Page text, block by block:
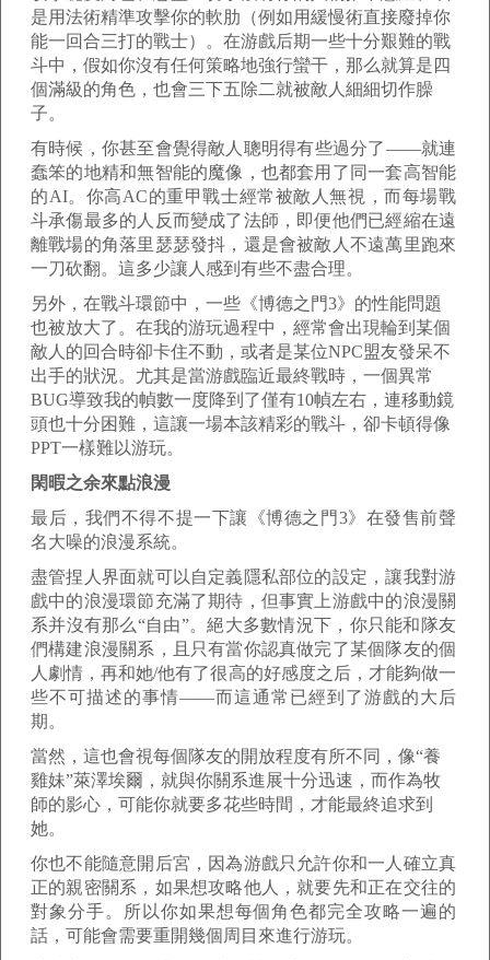
是用法術精準攻擊你的軟肋（例如用緩慢術直接廢掉你
能一回合三打的戰士）。在游戲后期一些十分艱難的戰
斗中，假如你沒有任何策略地強行蠻干，那么就算是四
個滿級的角色，也會三下五除二就被敵人細細切作臊
子。
有時候，你甚至會覺得敵人聰明得有些過分了——就連
蠢笨的地精和無智能的魔像，也都套用了同一套高智能
的AI。你高AC的重甲戰士經常被敵人無視，而每場戰
斗承傷最多的人反而變成了法師，即便他們已經縮在遠
離戰場的角落里瑟瑟發抖，還是會被敵人不遠萬里跑來
一刀砍翻。這多少讓人感到有些不盡合理。
另外，在戰斗環節中，一些《博德之門3》的性能問題
也被放大了。在我的游玩過程中，經常會出現輪到某個
敵人的回合時卻卡住不動，或者是某位NPC盟友發呆不
出手的狀況。尤其是當游戲臨近最終戰時，一個異常
BUG導致我的幀數一度降到了僅有10幀左右，連移動鏡
頭也十分困難，這讓一場本該精彩的戰斗，卻卡頓得像
PPT一樣難以游玩。
閑暇之余來點浪漫
最后，我們不得不提一下讓《博德之門3》在發售前聲
名大噪的浪漫系統。
盡管捏人界面就可以自定義隱私部位的設定，讓我對游
戲中的浪漫環節充滿了期待，但事實上游戲中的浪漫關
系并沒有那么“自由”。絕大多數情況下，你只能和隊友
們構建浪漫關系，且只有當你認真做完了某個隊友的個
人劇情，再和她/他有了很高的好感度之后，才能夠做一
些不可描述的事情——而這通常已經到了游戲的大后
期。
當然，這也會視每個隊友的開放程度有所不同，像“養
雞妹”萊澤埃爾，就與你關系進展十分迅速，而作為牧
師的影心，可能你就要多花些時間，才能最終追求到
她。
你也不能隨意開后宮，因為游戲只允許你和一人確立真
正的親密關系，如果想攻略他人，就要先和正在交往的
對象分手。所以你如果想每個角色都完全攻略一遍的
話，可能會需要重開幾個周目來進行游玩。